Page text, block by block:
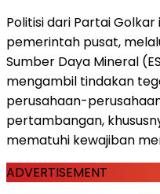
Politisi dari Partai
pemerintah pusat,
Sumber Daya Mineral
mengambil tindakan
perusahaan-
pertambangan,
mematuhi kewajiban
ADVERTISEMENT